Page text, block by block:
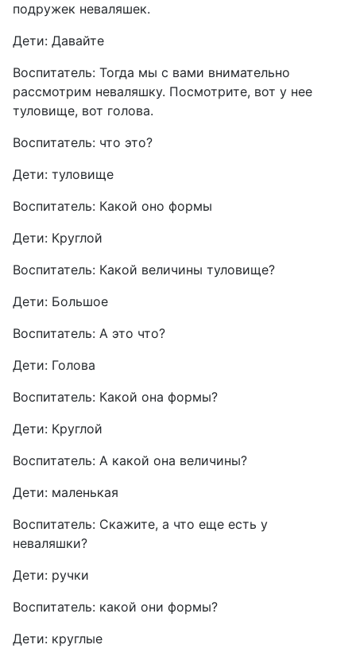
подружек неваляшек.
Дети: Давайте
Воспитатель: Тогда мы с вами внимательно
рассмотрим неваляшку. Посмотрите, вот у нее
туловище, вот голова.
Воспитатель: что это?
Дети: туловище
Воспитатель: Какой оно формы
Дети: Круглой
Воспитатель: Какой величины туловище?
Дети: Большое
Воспитатель: А это что?
Дети: Голова
Воспитатель: Какой она формы?
Дети: Круглой
Воспитатель: А какой она величины?
Дети: маленькая
Воспитатель: Скажите, а что еще есть у
неваляшки?
Дети: ручки
Воспитатель: какой они формы?
Дети: круглые